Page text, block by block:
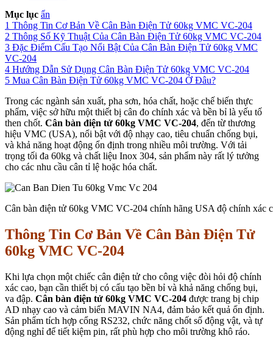
Mục lục ẩn
1 Thông Tin Cơ Bản Về Cân Bàn Điện Tử 60kg VMC VC-204
2 Thông Số Kỹ Thuật Của Cân Bàn Điện Tử 60kg VMC VC-204
3 Đặc Điểm Cấu Tạo Nổi Bật Của Cân Bàn Điện Tử 60kg VMC
VC-204
4 Hướng Dẫn Sử Dụng Cân Bàn Điện Tử 60kg VMC VC-204
5 Mua Cân Bàn Điện Tử 60kg VMC VC-204 Ở Đâu?
Trong các ngành sản xuất, pha sơn, hóa chất, hoặc chế biến thực
phẩm, việc sở hữu một thiết bị cân đo chính xác và bền bỉ là yếu tố
then chốt. Cân bàn điện tử 60kg VMC VC-204, đến từ thương
hiệu VMC (USA), nổi bật với độ nhạy cao, tiêu chuẩn chống bụi,
và khả năng hoạt động ổn định trong nhiều môi trường. Với tải
trọng tối đa 60kg và chất liệu Inox 304, sản phẩm này rất lý tưởng
cho các nhu cầu cân tỉ lệ hoặc hóa chất.
Cân bàn điện tử 60kg VMC VC-204 chính hãng USA độ chính xác
Thông Tin Cơ Bản Về Cân Bàn Điện Tử
60kg VMC VC-204
Khi lựa chọn một chiếc cân điện tử cho công việc đòi hỏi độ chính
xác cao, bạn cần thiết bị có cấu tạo bền bỉ và khả năng chống bụi,
va đập. Cân bàn điện tử 60kg VMC VC-204 được trang bị chip
AD nhạy cao và cảm biến MAVIN NA4, đảm bảo kết quả ổn định.
Sản phẩm tích hợp cổng RS232, chức năng chốt số động vật, và tự
động nghỉ để tiết kiệm pin, rất phù hợp cho môi trường khô ráo.